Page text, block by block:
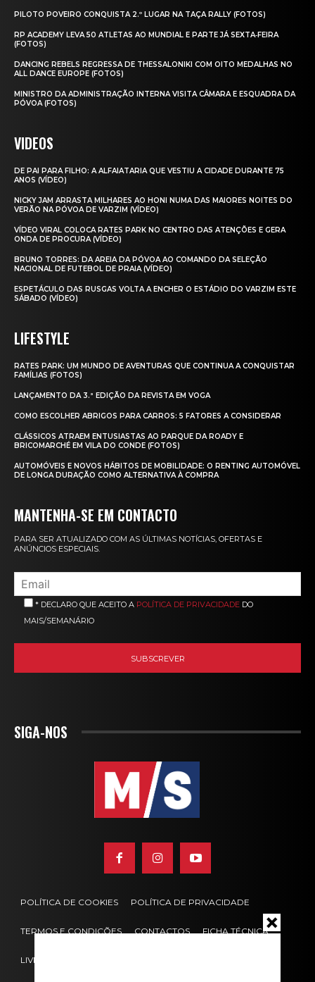
PILOTO POVEIRO CONQUISTA 2.º LUGAR NA TAÇA RALLY (FOTOS)
RP ACADEMY LEVA 50 ATLETAS AO MUNDIAL E PARTE JÁ SEXTA‑FEIRA
(FOTOS)
DANCING REBELS REGRESSA DE THESSALONIKI COM OITO MEDALHAS NO
ALL DANCE EUROPE (FOTOS)
MINISTRO DA ADMINISTRAÇÃO INTERNA VISITA CÂMARA E ESQUADRA DA
PÓVOA (FOTOS)
VIDEOS
DE PAI PARA FILHO: A ALFAIATARIA QUE VESTIU A CIDADE DURANTE 75
ANOS (VÍDEO)
NICKY JAM ARRASTA MILHARES AO HONI NUMA DAS MAIORES NOITES DO
VERÃO NA PÓVOA DE VARZIM (VÍDEO)
VÍDEO VIRAL COLOCA RATES PARK NO CENTRO DAS ATENÇÕES E GERA
ONDA DE PROCURA (VÍDEO)
BRUNO TORRES: DA AREIA DA PÓVOA AO COMANDO DA SELEÇÃO
NACIONAL DE FUTEBOL DE PRAIA (VÍDEO)
ESPETÁCULO DAS RUSGAS VOLTA A ENCHER O ESTÁDIO DO VARZIM ESTE
SÁBADO (VÍDEO)
LIFESTYLE
RATES PARK: UM MUNDO DE AVENTURAS QUE CONTINUA A CONQUISTAR
FAMÍLIAS (FOTOS)
LANÇAMENTO DA 3.ª EDIÇÃO DA REVISTA EM VOGA
COMO ESCOLHER ABRIGOS PARA CARROS: 5 FATORES A CONSIDERAR
CLÁSSICOS ATRAEM ENTUSIASTAS AO PARQUE DA ROADY E
BRICOMARCHÉ EM VILA DO CONDE (FOTOS)
AUTOMÓVEIS E NOVOS HÁBITOS DE MOBILIDADE: O RENTING AUTOMÓVEL
DE LONGA DURAÇÃO COMO ALTERNATIVA À COMPRA
MANTENHA-SE EM CONTACTO
PARA SER ATUALIZADO COM AS ÚLTIMAS NOTÍCIAS, OFERTAS E
ANÚNCIOS ESPECIAIS.
* DECLARO QUE ACEITO A POLÍTICA DE PRIVACIDADE DO
MAIS/SEMANÁRIO
SIGA-NOS
POLÍTICA DE COOKIES POLÍTICA DE PRIVACIDADE
TERMOS E CONDIÇÕES CONTACTOS FICHA TÉCNICA
LIVRO DE RECLAMAÇÕES